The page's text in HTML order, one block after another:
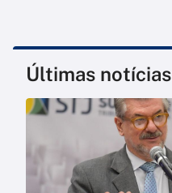
Últimas notícias